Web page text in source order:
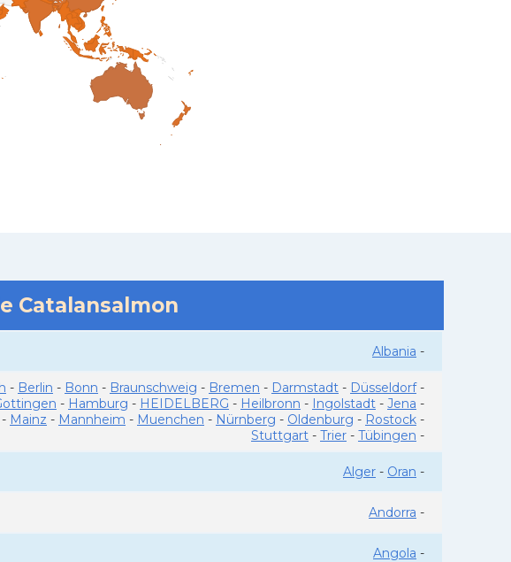
Catalansalmon
Albania -
- Berlin - Bonn - Braunschweig - Bremen - Darmstadt - Düsseldorf-
- Hamburg - HEIDELBERG - Heilbronn - Ingolstadt - Jena -
- Mainz - Mannheim - Muenchen - Nürnberg - Oldenburg - Rostock -
Stuttgart - Trier - Tübingen -
Alger - Oran -
Andorra -
Angola -